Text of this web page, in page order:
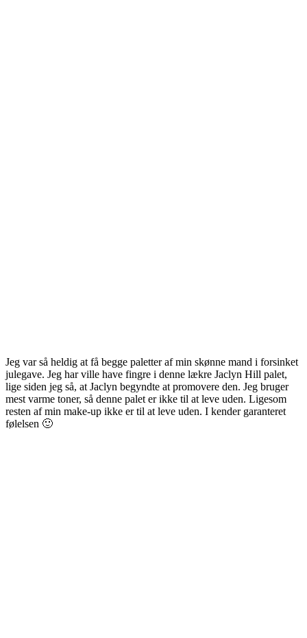
Jeg var så heldig at få begge paletter af min skønne mand i forsinket
julegave. Jeg har ville have fingre i denne lækre Jaclyn Hill palet,
lige siden jeg så, at Jaclyn begyndte at promovere den. Jeg bruger
mest varme toner, så denne palet er ikke til at leve uden. Ligesom
resten af min make-up ikke er til at leve uden. I kender garanteret
følelsen 🙂